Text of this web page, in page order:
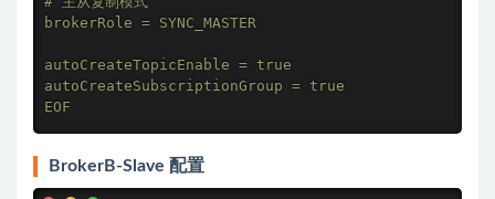
brokerRole = SYNC_MASTER
autoCreateTopicEnable = true
autoCreateSubscriptionGroup = true
EOF
BrokerB-Slave 配置